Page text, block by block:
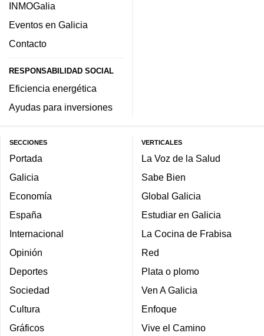
INMOGalia
Eventos en Galicia
Contacto
RESPONSABILIDAD SOCIAL
Eficiencia energética
Ayudas para inversiones
SECCIONES
Portada
Galicia
Economía
España
Internacional
Opinión
Deportes
Sociedad
Cultura
Gráficos
VERTICALES
La Voz de la Salud
Sabe Bien
Global Galicia
Estudiar en Galicia
La Cocina de Frabisa
Red
Plata o plomo
Ven A Galicia
Enfoque
Vive el Camino